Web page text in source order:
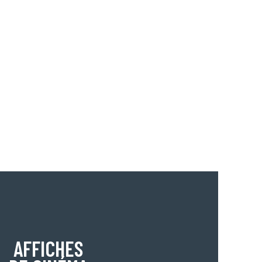
AFFICHES